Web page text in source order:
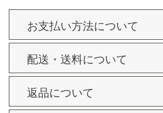
お支払い方法について
配送・送料について
返品について